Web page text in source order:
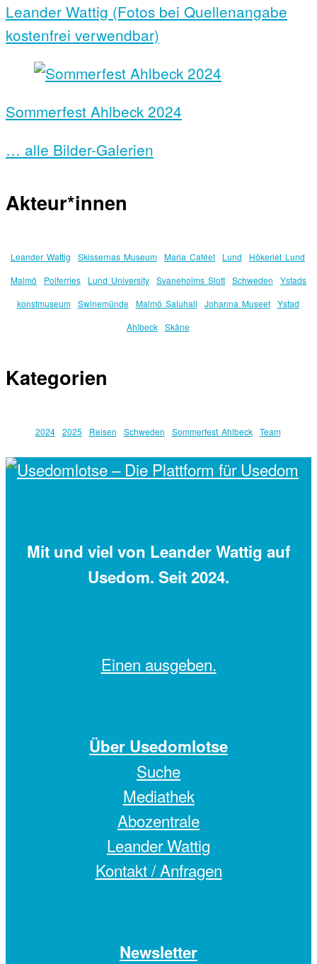
Leander Wattig (Fotos bei Quellenangabe
kostenfrei verwendbar)
Sommerfest Ahlbeck 2024
… alle Bilder-Galerien
Akteur*innen
Leander Wattig Skissernas Museum Maria Caféet Lund
Hökeriet Lund
Malmö
Polferries Lund University Svaneholms Slott Schweden
Ystads
konstmuseum
Swinemünde Malmö Saluhall Johanna Museet
Ystad
Ahlbeck
Skåne
Kategorien
2024 2025 Reisen Schweden Sommerfest Ahlbeck Team
Mit und viel von Leander Wattig auf
Usedom. Seit 2024.
Einen ausgeben.
Über Usedomlotse
Suche
Mediathek
Abozentrale
Leander Wattig
Kontakt / Anfragen
Newsletter